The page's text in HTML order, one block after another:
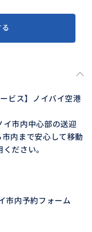
ビス】ノイバイ空港
市内中心部の送迎
内まで安心して移動
ださい。
内予約フォーム